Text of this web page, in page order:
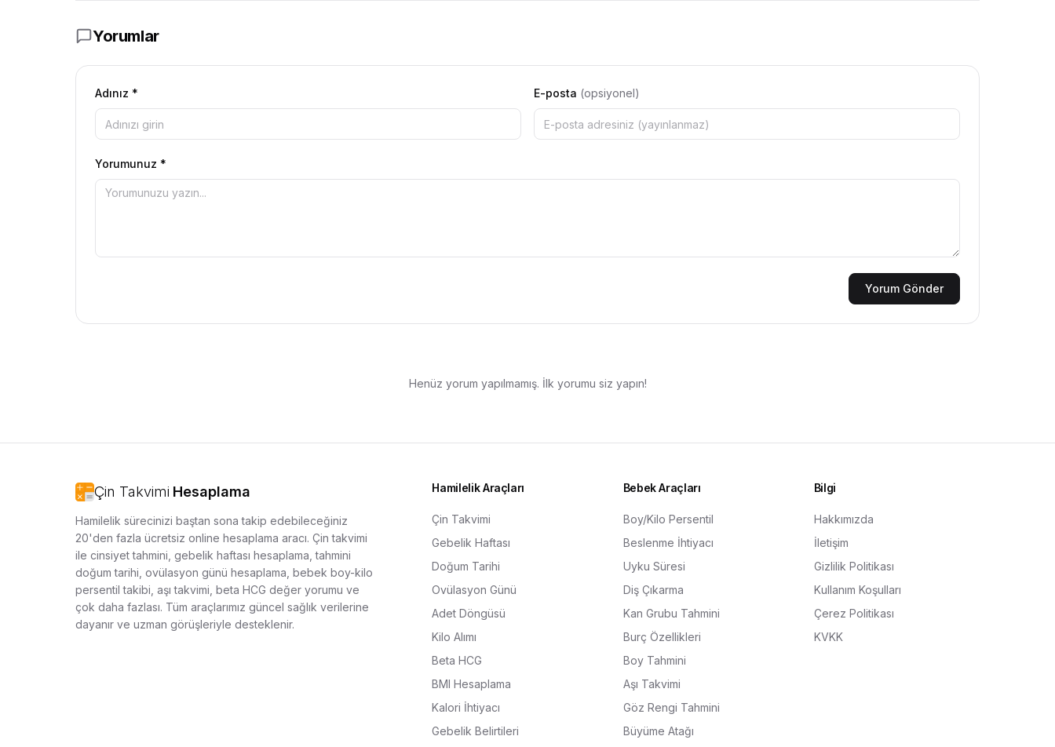
Yorumlar
Adınız * E-posta (opsiyonel)
Yorumunuz *
Yorum Gönder
Henüz yorum yapılmamış. İlk yorumu siz yapın!
Çin Takvimi Hesaplama
Hamilelik sürecinizi baştan sona takip edebileceğiniz
20'den fazla ücretsiz online hesaplama aracı. Çin takvimi
ile cinsiyet tahmini, gebelik haftası hesaplama, tahmini
doğum tarihi, ovülasyon günü hesaplama, bebek boy-kilo
persentil takibi, aşı takvimi, beta HCG değer yorumu ve
çok daha fazlası. Tüm araçlarımız güncel sağlık verilerine
dayanır ve uzman görüşleriyle desteklenir.
Hamilelik Araçları
Çin Takvimi
Gebelik Haftası
Doğum Tarihi
Ovülasyon Günü
Adet Döngüsü
Kilo Alımı
Beta HCG
BMI Hesaplama
Kalori İhtiyacı
Gebelik Belirtileri
Bebek Araçları
Boy/Kilo Persentil
Beslenme İhtiyacı
Uyku Süresi
Diş Çıkarma
Kan Grubu Tahmini
Burç Özellikleri
Boy Tahmini
Aşı Takvimi
Göz Rengi Tahmini
Büyüme Atağı
Bilgi
Hakkımızda
İletişim
Gizlilik Politikası
Kullanım Koşulları
Çerez Politikası
KVKK